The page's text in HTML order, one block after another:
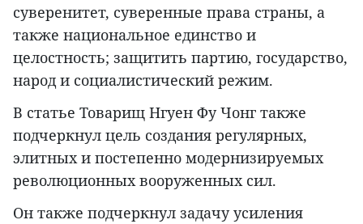
суверенитет, суверенные права страны, а
также национальное единство и
целостность; защитить партию, государство,
народ и социалистический режим.
В статье Товарищ Нгуен Фу Чонг также
подчеркнул цель создания регулярных,
элитных и постепенно модернизируемых
революционных вооруженных сил.
Он также подчеркнул задачу усиления